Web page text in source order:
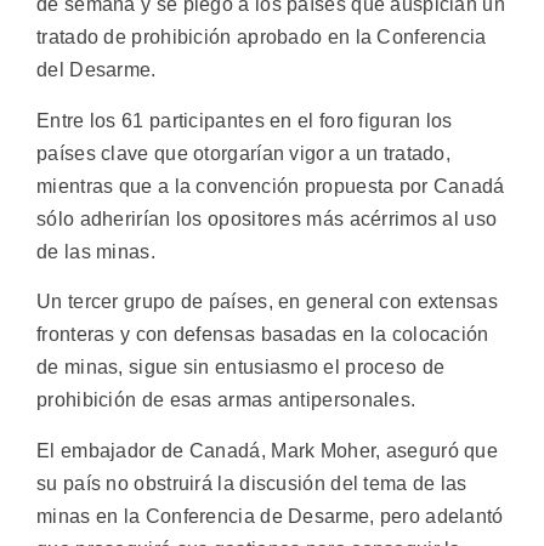
de semana y se plegó a los países que auspician un
tratado de prohibición aprobado en la Conferencia
del Desarme.
Entre los 61 participantes en el foro figuran los
países clave que otorgarían vigor a un tratado,
mientras que a la convención propuesta por Canadá
sólo adherirían los opositores más acérrimos al uso
de las minas.
Un tercer grupo de países, en general con extensas
fronteras y con defensas basadas en la colocación
de minas, sigue sin entusiasmo el proceso de
prohibición de esas armas antipersonales.
El embajador de Canadá, Mark Moher, aseguró que
su país no obstruirá la discusión del tema de las
minas en la Conferencia de Desarme, pero adelantó